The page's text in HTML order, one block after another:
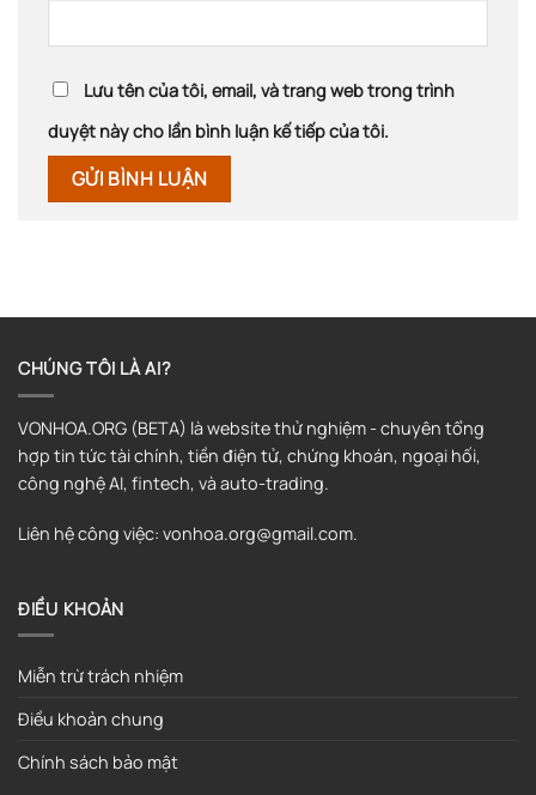
Lưu tên của tôi, email, và trang web trong trình
duyệt này cho lần bình luận kế tiếp của tôi.
CHÚNG TÔI LÀ AI?
VONHOA.ORG (BETA) là website thử nghiệm - chuyên tổng
hợp tin tức tài chính, tiền điện tử, chứng khoán, ngoại hối,
công nghệ AI, fintech, và auto-trading.
Liên hệ công việc: vonhoa.org@gmail.com.
ĐIỀU KHOẢN
Miễn trừ trách nhiệm
Điều khoản chung
Chính sách bảo mật